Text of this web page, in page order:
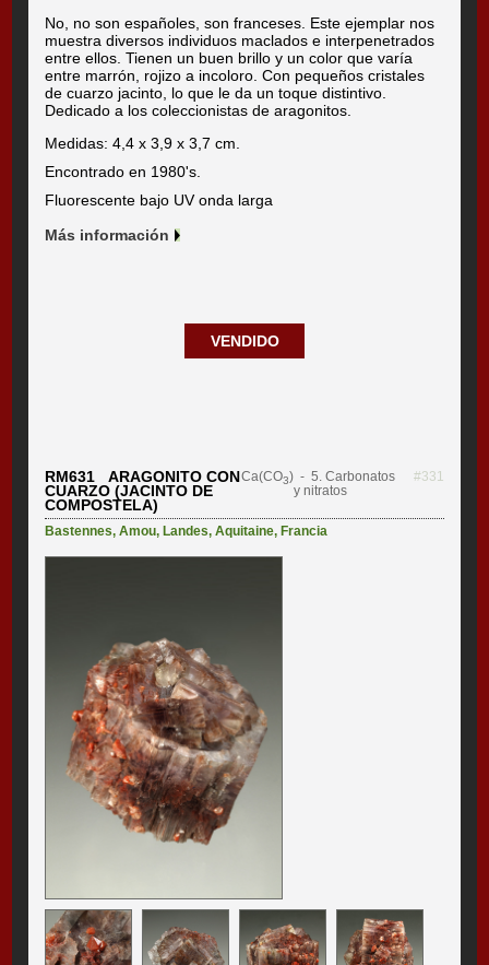
No, no son españoles, son franceses. Este ejemplar nos
muestra diversos individuos maclados e interpenetrados
entre ellos. Tienen un buen brillo y un color que varía
entre marrón, rojizo a incoloro. Con pequeños cristales
de cuarzo jacinto, lo que le da un toque distintivo.
Dedicado a los coleccionistas de aragonitos.
Medidas: 4,4 x 3,9 x 3,7 cm.
Encontrado en 1980's.
Fluorescente bajo UV onda larga
Más información
VENDIDO
RM631 ARAGONITO CON
CUARZO (JACINTO DE
COMPOSTELA)
Ca(CO3) - 5. Carbonatos
y nitratos
#331
Bastennes,Amou,Landes,Aquitaine,Francia